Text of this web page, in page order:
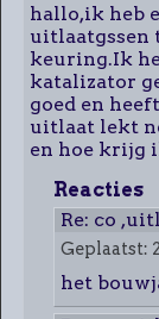
hallo,ik heb
uitlaatgssen
keuring.Ik
katalizator
goed en
uitlaat lekt
en hoe krijg
Reacties
Re: co
Geplaatst:
het